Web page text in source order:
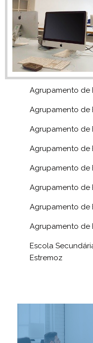
Agrupamento de
Agrupamento de
Agrupamento de
Agrupamento de
Agrupamento de
Agrupamento de
Agrupamento de
Agrupamento de
Escola
Estremoz